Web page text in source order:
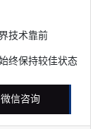
技术靠前
终保持较佳状态
微信咨询